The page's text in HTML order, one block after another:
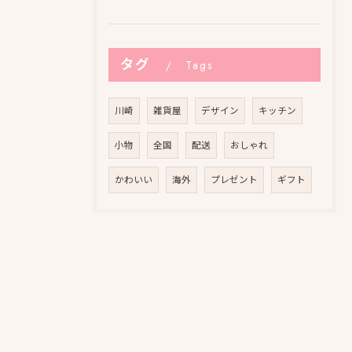
タグ Tags
川崎 雑貨屋 デザイン キッチン
小物 全国 配送 おしゃれ
かわいい 海外 プレゼント ギフト